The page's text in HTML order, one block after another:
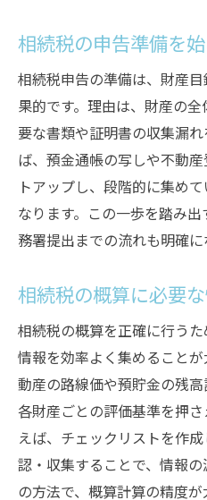
相続税を左右する
相続の際の不動産
相続税の概算と申告準
相続税の概算方法
相続税申告に必要
相続税の計算を効
相続税の概算から
相続税の負担を減
令和6年の相続税申告で
相続税申告令和6年
相続税申告で令和
相続税の新しいル
令和6年の相続税
相続税申告期限の
相続税の申告準備を
相続税申告の準備は、財産
果的です。理由は、財産の
要な書類や証明書の収集漏
ば、預金通帳の写しや不動
トアップし、段階的に集め
なります。この一歩を踏み
務署提出までの流れも明確に
相続税の概算に必要
相続税の概算を正確に行う
情報を効率よく集めること
動産の路線価や預貯金の残高
各財産ごとの評価基準を押
えば、チェックリストを作
認・収集することで、情報
の方法で、概算計算の精度が